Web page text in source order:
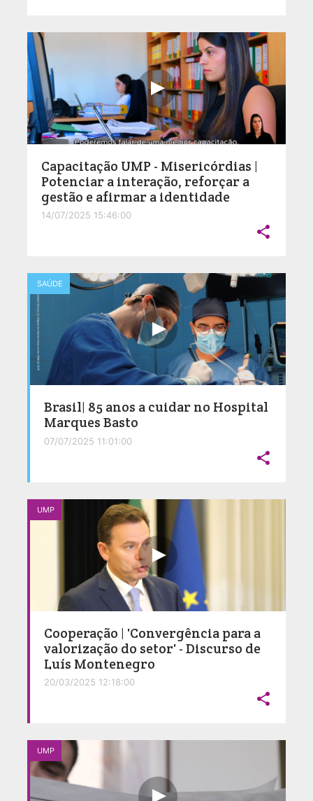
Capacitação UMP - Misericórdias |
Potenciar a interação, reforçar a
gestão e afirmar a identidade
14/07/2025 15:46:00

SAÚDE
Brasil| 85 anos a cuidar no Hospital
Marques Basto
07/07/2025 11:01:00

UMP
Cooperação | 'Convergência para a
valorização do setor' - Discurso de
Luís Montenegro
20/03/2025 12:18:00

UMP